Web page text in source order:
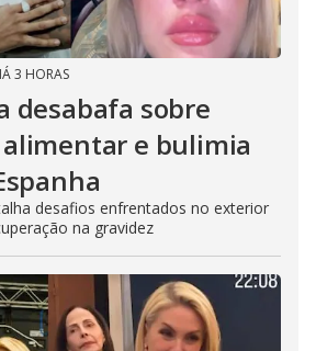
3 HORAS
desabafa sobre
e bulimia
desafios enfrentados no exterior
na gravidez